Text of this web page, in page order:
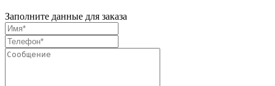
Заполните данные для заказа